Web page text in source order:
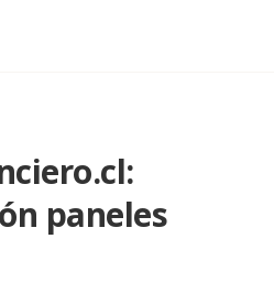
paneles